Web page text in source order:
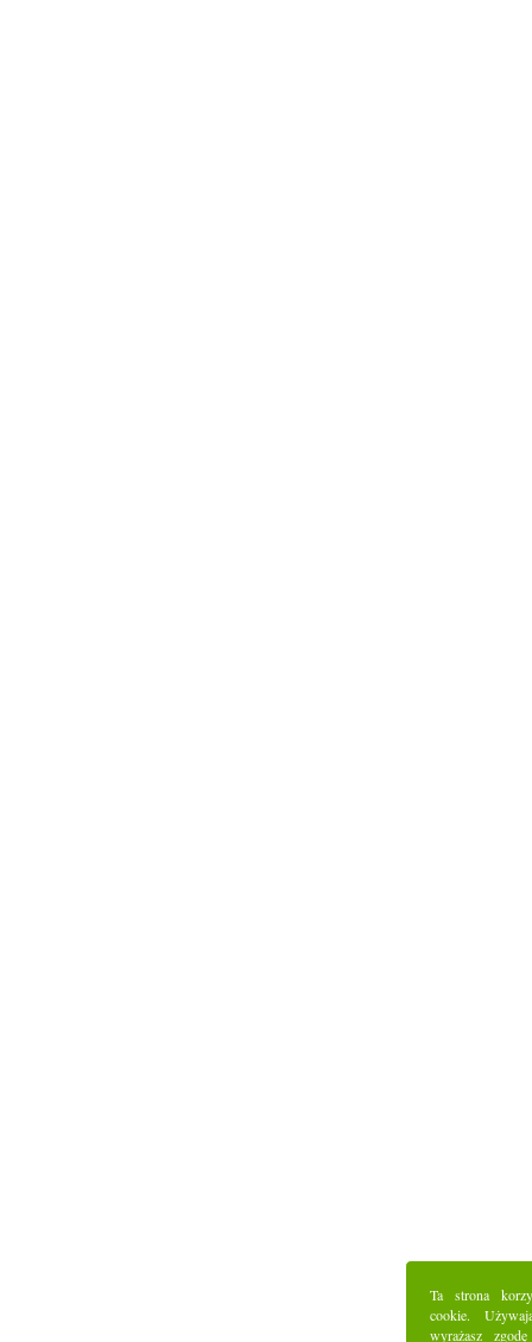
Ta strona
cookie.
wyrażasz